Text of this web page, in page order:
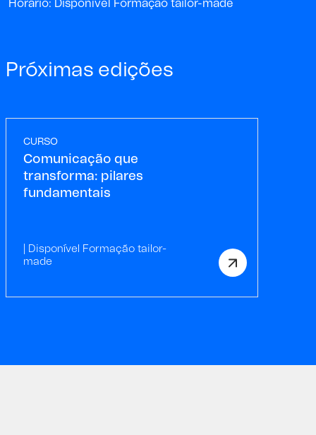
Horário: Disponível Formação tailor-made
Próximas edições
CURSO
Comunicação que
transforma: pilares
fundamentais
| Disponível Formação tailor-
made